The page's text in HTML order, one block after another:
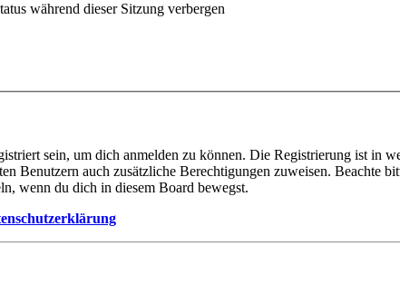
während dieser Sitzung verbergen
sein, um dich anmelden zu können. Die Registrierung ist
Benutzern auch zusätzliche Berechtigungen zuweisen. Beachte
wenn du dich in diesem Board bewegst.